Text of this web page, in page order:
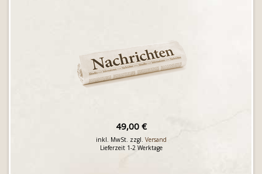
49,00 €
inkl. MwSt. zzgl. Versand
Lieferzeit 1-2 Werktage